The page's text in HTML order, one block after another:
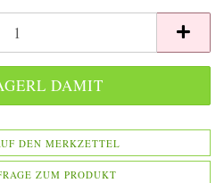
DEN MERKZETTEL
ZUM PRODUKT